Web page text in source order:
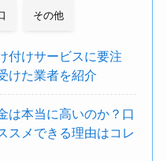
その他
付けサービスに要注
けた業者を紹介
は本当に高いのか？口
スメできる理由はコレ